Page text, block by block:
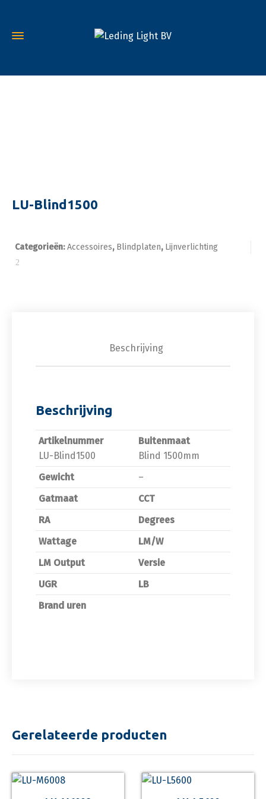
LU-Blind1500
Categorieën:Accessoires, Blindplaten, Lijnverlichting
Beschrijving
Beschrijving
Artikelnummer
LU-Blind1500
Buitenmaat
Blind 1500mm
Gewicht
–
Gatmaat
CCT
RA
Degrees
Wattage
LM/W
LM Output
Versie
UGR
LB
Brand uren
Gerelateerde producten